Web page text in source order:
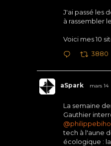
J'ai passé les
à rassembler
Voici mes 10
3880
aSpark mars 14
La semaine
Gauthier
tech à l'aune
écologique : la